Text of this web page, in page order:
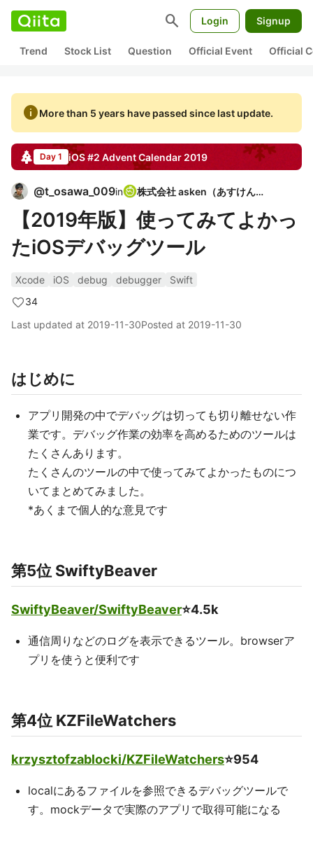
search Login Signup
Trend Stock List Question Official Event Official
infoMore than 5 years have passed since last update.
Day 1 iOS #2 Advent Calendar 2019
@t_osawa_009in 株式会社 asken（あすけん）
【2019年版】使ってみてよかっ
たiOSデバッグツール
Xcode iOS debug debugger
Swift
34
Last updated at 2019-11-30Posted at 2019-11-30
はじめに
アプリ開発の中でデバッグは切っても切り離せない作
業です。デバッグ作業の効率を高めるためのツールは
たくさんあります。
たくさんのツールの中で使ってみてよかったものにつ
いてまとめてみました。
*あくまで個人的な意見です
第5位 SwiftyBeaver
SwiftyBeaver/SwiftyBeaver⭐️4.5k
通信周りなどのログを表示できるツール。browserア
プリを使うと便利です
第4位 KZFileWatchers
krzysztofzablocki/KZFileWatchers⭐️954
localにあるファイルを参照できるデバッグツールで
す。mockデータで実際のアプリで取得可能になる